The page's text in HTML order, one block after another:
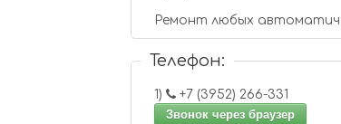
Ремонт любых
Телефон:
1)
+7 (3952) 266-331
Звонок через браузер